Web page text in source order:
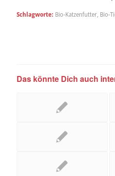
Schlagworte: Bio-Katzenfutter, Bio-
Das könnte Dich auch